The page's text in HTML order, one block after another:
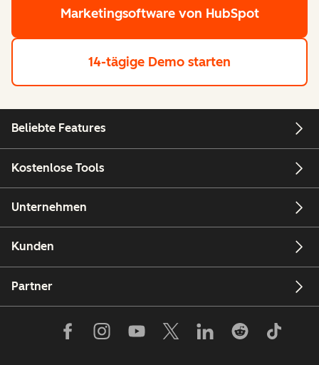
Marketingsoftware von HubSpot
14-tägige Demo starten
Beliebte Features
Kostenlose Tools
Unternehmen
Kunden
Partner